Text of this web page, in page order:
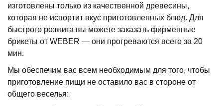
изготовлены только из качественной древесины,
которая не испортит вкус приготовленных блюд. Для
быстрого розжига вы можете заказать фирменные
брикеты от WEBER — они прогреваются всего за 20
мин.
Мы обеспечим вас всем необходимым для того, чтобы
приготовление пищи не оставило вас в стороне от
общего веселья: